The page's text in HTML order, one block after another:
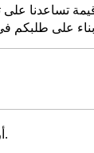
قيمة تساعدنا
أريد ردًا على رأيي.